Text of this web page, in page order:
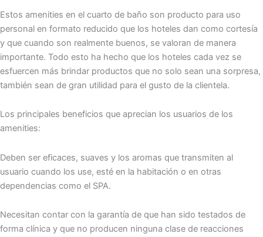
Estos amenities en el cuarto de baño son producto para uso
personal en formato reducido que los hoteles dan como cortesía
y que cuando son realmente buenos, se valoran de manera
importante. Todo esto ha hecho que los hoteles cada vez se
esfuercen más brindar productos que no solo sean una sorpresa,
también sean de gran utilidad para el gusto de la clientela.
Los principales beneficios que aprecian los usuarios de los
amenities:
Deben ser eficaces, suaves y los aromas que transmiten al
usuario cuando los use, esté en la habitación o en otras
dependencias como el SPA.
Necesitan contar con la garantía de que han sido testados de
forma clínica y que no producen ninguna clase de reacciones